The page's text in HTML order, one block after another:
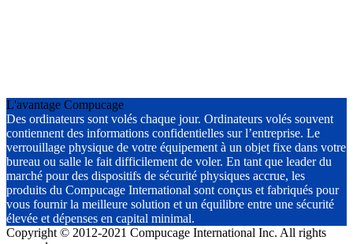
L'avantage Compucage
Des ordinateurs sont volés chaque jour. Ordinateurs volés souvent
contiennent des informations confidentielles sur l’entreprise. Le
verrouillage physique de votre équipement à un objet fixe dans votre
bureau ou salle le fait difficilement de voler. En tant que leader du
marché pour des dispositifs de sécurité physiques accrue, les
produits du Compucage International sont conçus et fabriqués pour
vous fournir la meilleure solution et un équilibre entre une sécurité
élevée et dépenses en capital minimal.
Copyright © 2012-2021 Compucage International Inc. All rights